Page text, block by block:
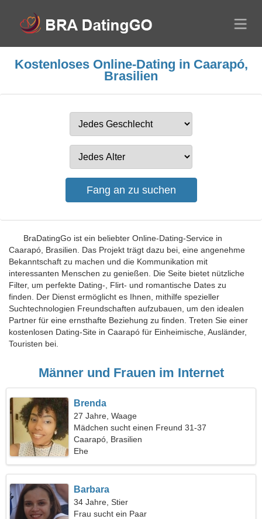
Kostenloses Online-Dating in Caarapó,
Brasilien
BraDatingGo ist ein beliebter Online-Dating-Service in
Caarapó, Brasilien. Das Projekt trägt dazu bei, eine angenehme
Bekanntschaft zu machen und die Kommunikation mit
interessanten Menschen zu genießen. Die Seite bietet nützliche
Filter, um perfekte Dating-, Flirt- und romantische Dates zu
finden. Der Dienst ermöglicht es Ihnen, mithilfe spezieller
Suchtechnologien Freundschaften aufzubauen, um den idealen
Partner für eine ernsthafte Beziehung zu finden. Treten Sie einer
kostenlosen Dating-Site in Caarapó für Einheimische, Ausländer,
Touristen bei.
Männer und Frauen im Internet
Brenda
27 Jahre, Waage
Mädchen sucht einen Freund 31-37
Caarapó, Brasilien
Ehe
Barbara
34 Jahre, Stier
Frau sucht ein Paar